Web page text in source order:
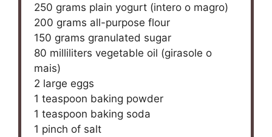
250 grams plain yogurt (intero o magro)
200 grams all-purpose flour
150 grams granulated sugar
80 milliliters vegetable oil (girasole o
mais)
2 large eggs
1 teaspoon baking powder
1 teaspoon baking soda
1 pinch of salt